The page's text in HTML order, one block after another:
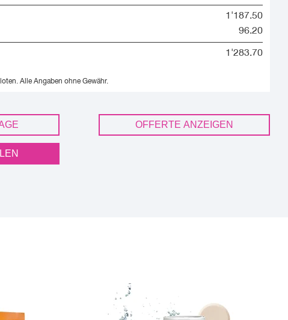
1'187.50
96.20
1'283.70
Alle Angaben ohne Gewähr.
OFFERTE ANZEIGEN